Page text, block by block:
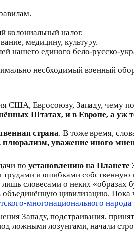
колониальный налог.
медицину, культуру.
нашего единого бело-русско-
необходимый военный
США, Евросоюзу, Западу, чему
Штатах, и в Европе, а уж
страна. В тоже время,
уважение иного
по установлению на Планете
и ошибками собственную
лишь словесами о неких
цивилизацию. Пока
многонационального
Западу, подстраивания,
ложными лозунгами, начали